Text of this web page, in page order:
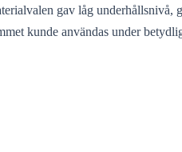
gav låg
kunde användas under